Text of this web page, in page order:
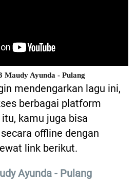
Ayunda - Pulang
mendengarkan lagu ini,
berbagai platform
kamu juga bisa
offline dengan
link berikut.
Ayunda - Pulang